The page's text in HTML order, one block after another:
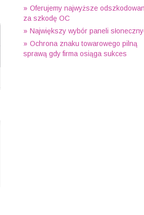
Oferujemy najwyższe
za szkodę OC
Największy wybór paneli
Ochrona znaku towarowego pilną
sprawą gdy firma osiąga sukces